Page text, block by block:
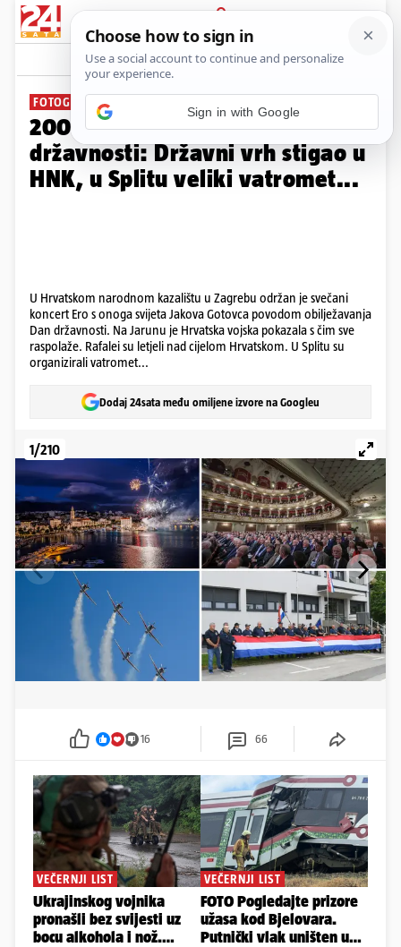
PRIJAVA
Galerija Komentari
FOTOGALERIJA
200 fotografija s proslave Dana
državnosti: Državni vrh stigao u
HNK, u Splitu veliki vatromet...
U Hrvatskom narodnom kazalištu u Zagrebu održan je svečani
koncert Ero s onoga svijeta Jakova Gotovca povodom obilježavanja
Dan državnosti. Na Jarunu je Hrvatska vojska pokazala s čim sve
raspolaže. Rafalei su letjeli nad cijelom Hrvatskom. U Splitu su
organizirali vatromet...
Dodaj 24sata među omiljene izvore na Googleu
1/210
16 66